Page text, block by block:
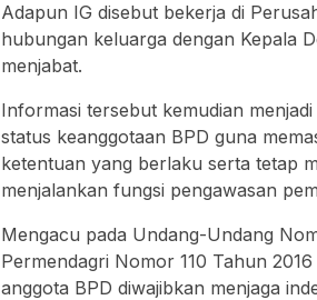
Adapun IG disebut bekerja di
hubungan keluarga dengan Kepala
menjabat.
Informasi tersebut kemudian
status keanggotaan BPD guna
ketentuan yang berlaku serta tetap
menjalankan fungsi pengawasan
Mengacu pada Undang-Undang
Permendagri Nomor 110 Tahun
anggota BPD diwajibkan menjaga